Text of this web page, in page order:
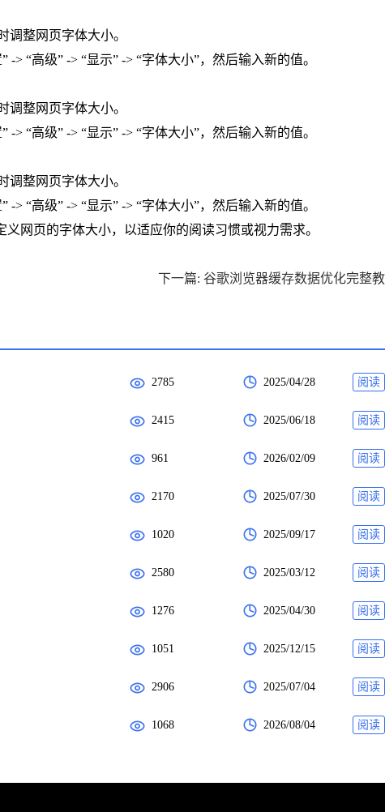
调整网页字体大小。
“高级” -> “显示” -> “字体大小”，然后输入新的值。
调整网页字体大小。
“高级” -> “显示” -> “字体大小”，然后输入新的值。
调整网页字体大小。
“高级” -> “显示” -> “字体大小”，然后输入新的值。
义网页的字体大小，以适应你的阅读习惯或视力需求。
下一篇: 谷歌浏览器缓存数据优化完整
2785 2025/04/28 阅读
2415 2025/06/18 阅读
961 2026/02/09 阅读
2170 2025/07/30 阅读
1020 2025/09/17 阅读
2580 2025/03/12 阅读
1276 2025/04/30 阅读
1051 2025/12/15 阅读
2906 2025/07/04 阅读
1068 2026/08/04 阅读